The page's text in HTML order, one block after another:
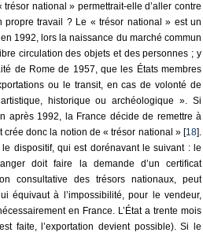
national » permettrait-elle d’aller contre
propre travail ? Le « trésor national » est un
1992, lors la naissance du marché commun
circulation des objets et des personnes ; y
de Rome de 1957, que les États membres
ou le transit, en cas de volonté de
historique ou archéologique ». Si
après 1992, la France décide de remettre à
crée donc la notion de « trésor national » [18].
dispositif, qui est dorénavant le suivant : le
doit faire la demande d’un certiﬁcat
consultative des trésors nationaux, peut
équivaut à l’impossibilité, pour le vendeur,
en France. L’État a trente mois
faite, l’exportation devient possible). Si le